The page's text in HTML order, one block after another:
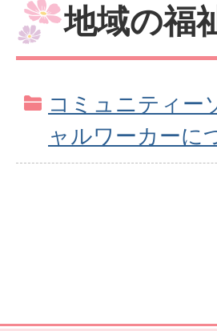
地域の福
コミュニティー
ャルワーカーに